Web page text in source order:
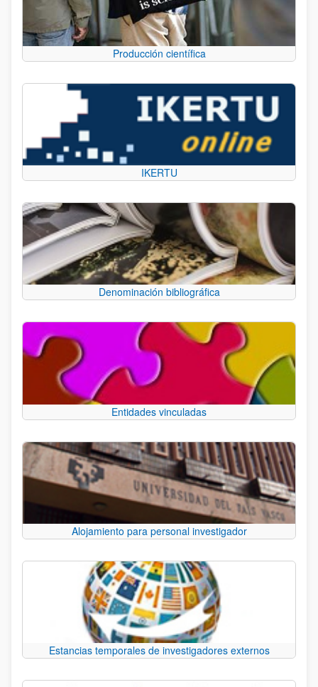
Producción científica
IKERTU
Denominación bibliográfica
Entidades vinculadas
Alojamiento para personal investigador
Estancias temporales de investigadores externos